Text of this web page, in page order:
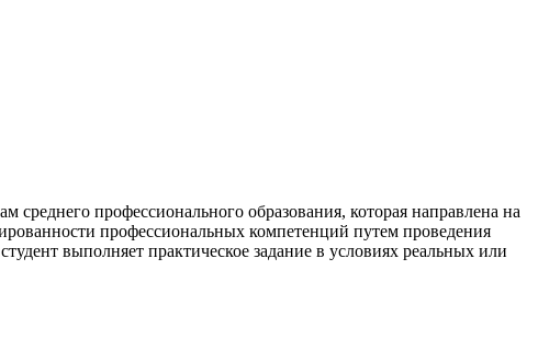
профессионального образования, которая направлена на
профессиональных компетенций путем проведения
выполняет практическое задание в условиях реальных или